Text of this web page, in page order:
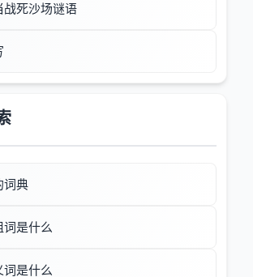
战死沙场谜语
词典
词是什么
词是什么